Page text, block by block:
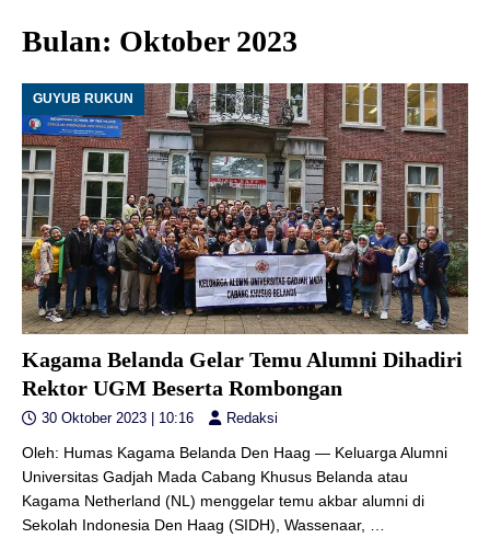
Bulan: Oktober 2023
GUYUB RUKUN
Kagama Belanda Gelar Temu Alumni Dihadiri
Rektor UGM Beserta Rombongan
30 Oktober 2023 | 10:16 Redaksi
Oleh: Humas Kagama Belanda Den Haag — Keluarga Alumni
Universitas Gadjah Mada Cabang Khusus Belanda atau
Kagama Netherland (NL) menggelar temu akbar alumni di
Sekolah Indonesia Den Haag (SIDH), Wassenaar,